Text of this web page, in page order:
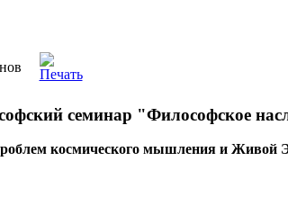
семинар "Философское
космического мышления и Живой